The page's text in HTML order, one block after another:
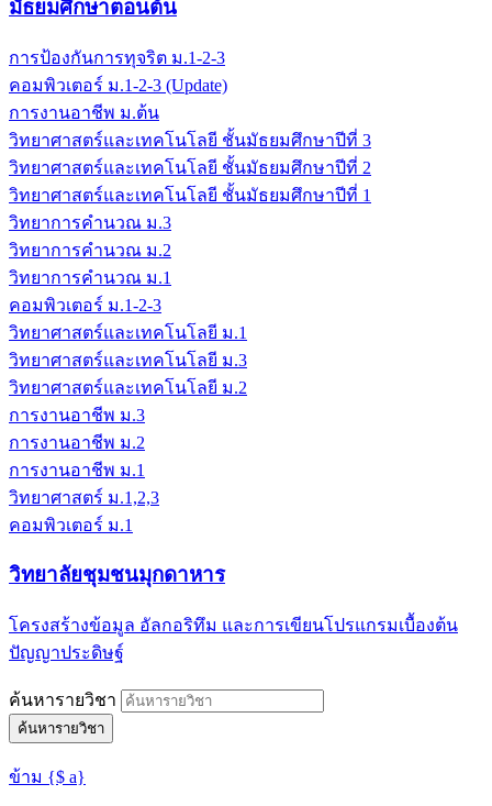
มัธยมศึกษาตอนต้น
การป้องกันการทุจริต ม.1-2-3
คอมพิวเตอร์ ม.1-2-3 (Update)
การงานอาชีพ ม.ต้น
วิทยาศาสตร์และเทคโนโลยี ชั้นมัธยมศึกษาปีที่ 3
วิทยาศาสตร์และเทคโนโลยี ชั้นมัธยมศึกษาปีที่ 2
วิทยาศาสตร์และเทคโนโลยี ชั้นมัธยมศึกษาปีที่ 1
วิทยาการคำนวณ ม.3
วิทยาการคำนวณ ม.2
วิทยาการคำนวณ ม.1
คอมพิวเตอร์ ม.1-2-3
วิทยาศาสตร์และเทคโนโลยี ม.1
วิทยาศาสตร์และเทคโนโลยี ม.3
วิทยาศาสตร์และเทคโนโลยี ม.2
การงานอาชีพ ม.3
การงานอาชีพ ม.2
การงานอาชีพ ม.1
วิทยาศาสตร์ ม.1,2,3
คอมพิวเตอร์ ม.1
วิทยาลัยชุมชนมุกดาหาร
โครงสร้างข้อมูล อัลกอริทึม และการเขียนโปรแกรมเบื้องต้น
ปัญญาประดิษฐ์
ค้นหารายวิชา
ค้นหารายวิชา
ข้าม {$ a}